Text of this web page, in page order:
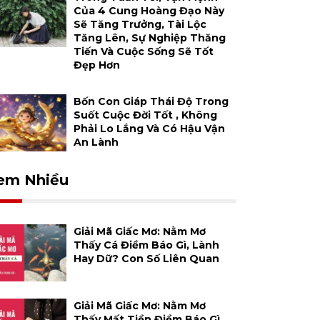
Của 4 Cung Hoàng Đạo Này
Sẽ Tăng Trưởng, Tài Lộc
Tăng Lên, Sự Nghiệp Thăng
Tiến Và Cuộc Sống Sẽ Tốt
Đẹp Hơn
Bốn Con Giáp Thái Độ Trong
Suốt Cuộc Đời Tốt , Không
Phải Lo Lắng Và Có Hậu Vận
An Lành
Nhiều
Giải Mã Giấc Mơ: Nằm Mơ
Thấy Cá Điềm Báo Gì, Lành
Hay Dữ? Con Số Liên Quan
Giải Mã Giấc Mơ: Nằm Mơ